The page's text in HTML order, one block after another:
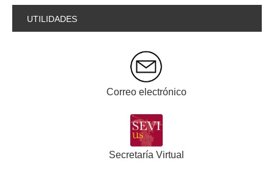
UTILIDADES
Correo electrónico
Secretaría Virtual